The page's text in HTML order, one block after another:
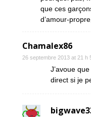
que ces
d’amour-
Chamalex86
26 septembre 2013 at 21 h
J’avoue
direct si je